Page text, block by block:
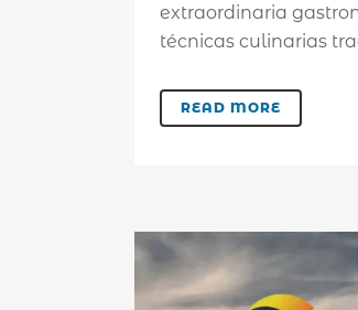
extraordinaria
técnicas culinarias
READ MORE